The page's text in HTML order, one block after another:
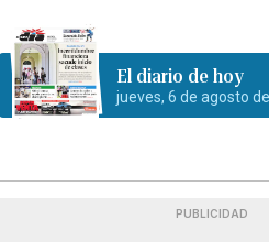
El diario de hoy
jueves, 6 de agosto
PUBLICIDAD